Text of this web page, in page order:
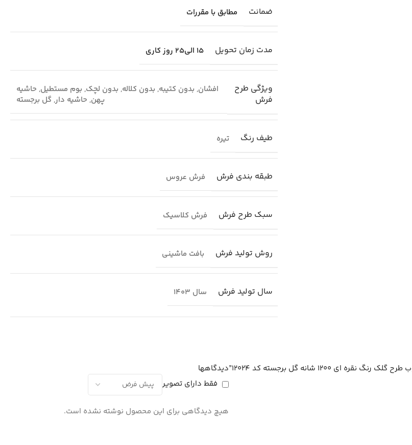
ضمانت مطابق با مقررات
مدت زمان تحویل 15 الی25 روز کاری
ویژگی طرح
فرش
افشان, بدون کتیبه, بدون کلاله, بدون لچک, بوم مستطیل, حاشیه
پهن, حاشیه دار, گل برجسته
طیف رنگ تیره
طبقه بندی فرش فرش عروس
سبک طرح فرش فرش کلاسیک
روش تولید فرش بافت ماشینی
سال تولید فرش سال 1403
دیدگاهها
فقط دارای تصویر
هیچ دیدگاهی برای این محصول نوشته نشده است.
شانه گل برجسته کد 12024”